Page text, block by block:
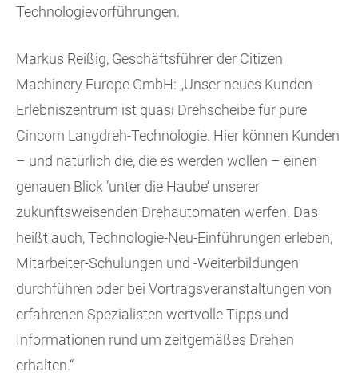
Technologievorführungen.
Markus Reißig, Geschäftsführer der Citizen
Machinery Europe GmbH: „Unser neues Kunden-
Erlebniszentrum ist quasi Drehscheibe für pure
Cincom Langdreh-Technologie. Hier können Kunden
– und natürlich die, die es werden wollen – einen
genauen Blick ’unter die Haube’ unserer
zukunftsweisenden Drehautomaten werfen. Das
heißt auch, Technologie-Neu-Einführungen erleben,
Mitarbeiter-Schulungen und -Weiterbildungen
durchführen oder bei Vortragsveranstaltungen von
erfahrenen Spezialisten wertvolle Tipps und
Informationen rund um zeitgemäßes Drehen
erhalten.“